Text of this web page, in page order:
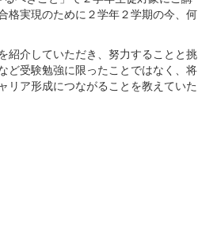
格実現のために２学年２学期の今、何
紹介していただき、努力することと挑
ど受験勉強に限ったことではなく、将
リア形成につながることを教えていた